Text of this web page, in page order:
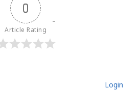
0
Article Rating
Login